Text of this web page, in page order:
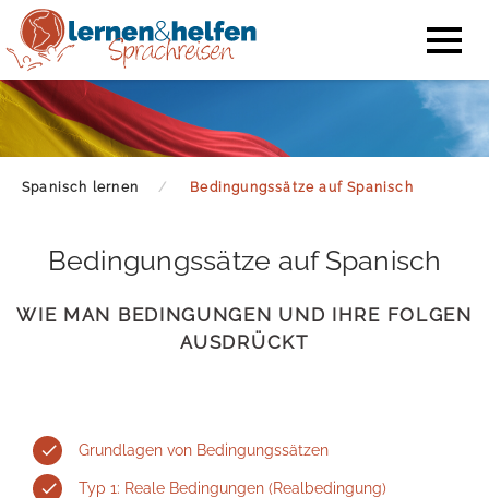
Spanisch lernen Bedingungssätze auf Spanisch
Bedingungssätze auf Spanisch
WIE MAN BEDINGUNGEN UND IHRE FOLGEN
AUSDRÜCKT
Grundlagen von Bedingungssätzen
Typ 1: Reale Bedingungen (Realbedingung)